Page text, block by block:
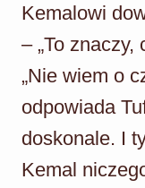
Kemalowi
– „To znaczy,
„Nie wiem o
odpowiada
doskonale. I
Kemal